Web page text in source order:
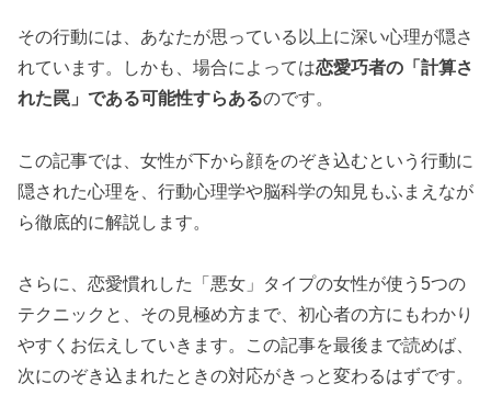
その行動には、あなたが思っている以上に深い心理が隠さ
れています。しかも、場合によっては恋愛巧者の「計算さ
れた罠」である可能性すらあるのです。
この記事では、女性が下から顔をのぞき込むという行動に
隠された心理を、行動心理学や脳科学の知見もふまえなが
ら徹底的に解説します。
さらに、恋愛慣れした「悪女」タイプの女性が使う5つの
テクニックと、その見極め方まで、初心者の方にもわかり
やすくお伝えしていきます。この記事を最後まで読めば、
次にのぞき込まれたときの対応がきっと変わるはずです。